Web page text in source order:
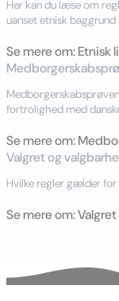
Her kan du læse om
uanset etnisk baggrund
Se mere om: Etnisk
fortrolighed med
Se mere om:
Valgret og
Se mere om: